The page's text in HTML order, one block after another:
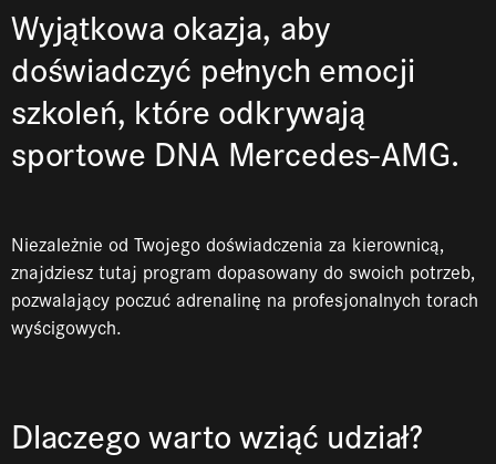
Wyjątkowa okazja, aby
doświadczyć pełnych emocji
szkoleń, które odkrywają
sportowe DNA Mercedes-AMG.
Niezależnie od Twojego doświadczenia za kierownicą,
znajdziesz tutaj program dopasowany do swoich potrzeb,
pozwalający poczuć adrenalinę na profesjonalnych torach
wyścigowych.
Dlaczego warto wziąć udział?